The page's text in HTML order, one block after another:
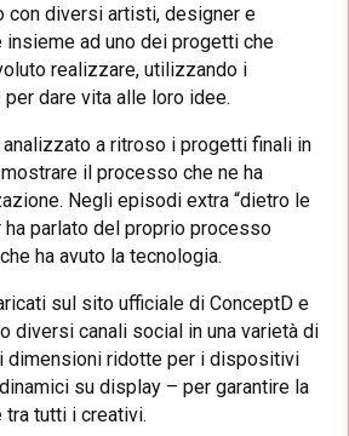
con diversi artisti, designer e
ad uno dei progetti che
realizzare, utilizzando i
dare vita alle loro idee.
a ritroso i progetti finali in
il processo che ne ha
Negli episodi extra “dietro le
ha parlato del proprio processo
ha avuto la tecnologia.
sul sito ufficiale di ConceptD e
diversi canali social in una varietà di
dimensioni ridotte per i dispositivi
su display – per garantire la
tutti i creativi.